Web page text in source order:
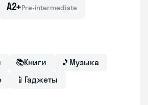
A2+Pre-intermediate
📚Книги 🎵 Музыка
📱 Гаджеты